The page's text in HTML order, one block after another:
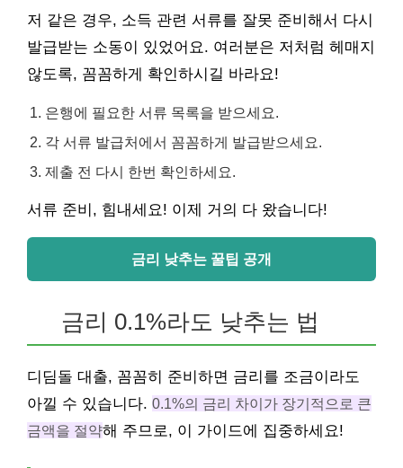
저 같은 경우, 소득 관련 서류를 잘못 준비해서 다시
발급받는 소동이 있었어요. 여러분은 저처럼 헤매지
않도록, 꼼꼼하게 확인하시길 바라요!
은행에 필요한 서류 목록을 받으세요.
각 서류 발급처에서 꼼꼼하게 발급받으세요.
제출 전 다시 한번 확인하세요.
서류 준비, 힘내세요! 이제 거의 다 왔습니다!
금리 낮추는 꿀팁 공개
금리 0.1%라도 낮추는 법
디딤돌 대출, 꼼꼼히 준비하면 금리를 조금이라도
아낄 수 있습니다. 0.1%의 금리 차이가 장기적으로 큰
금액을 절약해 주므로, 이 가이드에 집중하세요!